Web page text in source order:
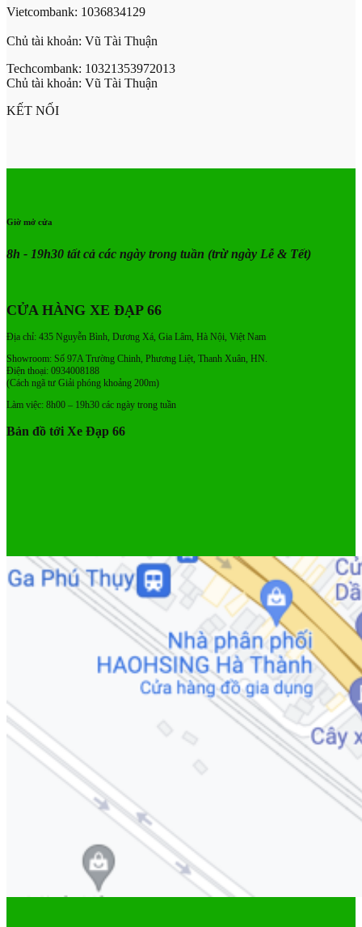
Vietcombank: 1036834129
Chủ tài khoản: Vũ Tài Thuận
Techcombank: 10321353972013
Chủ tài khoản: Vũ Tài Thuận
KẾT NỐI
Giờ mở cửa
8h - 19h30 tất cả các ngày trong tuần (trừ ngày Lễ & Tết)
CỬA HÀNG XE ĐẠP 66
Địa chỉ: 435 Nguyễn Bình, Dương Xá, Gia Lâm, Hà Nội, Việt Nam
Showroom: Số 97A Trường Chinh, Phương Liệt, Thanh Xuân, HN.
Điện thoại: 0934008188
(Cách ngã tư Giải phóng khoảng 200m)
Làm việc: 8h00 – 19h30 các ngày trong tuần
Bản đồ tới Xe Đạp 66